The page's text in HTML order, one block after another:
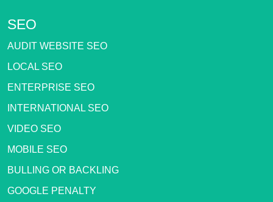
SEO
AUDIT WEBSITE SEO
LOCAL SEO
ENTERPRISE SEO
INTERNATIONAL SEO
VIDEO SEO
MOBILE SEO
BULLING OR BACKLING
GOOGLE PENALTY